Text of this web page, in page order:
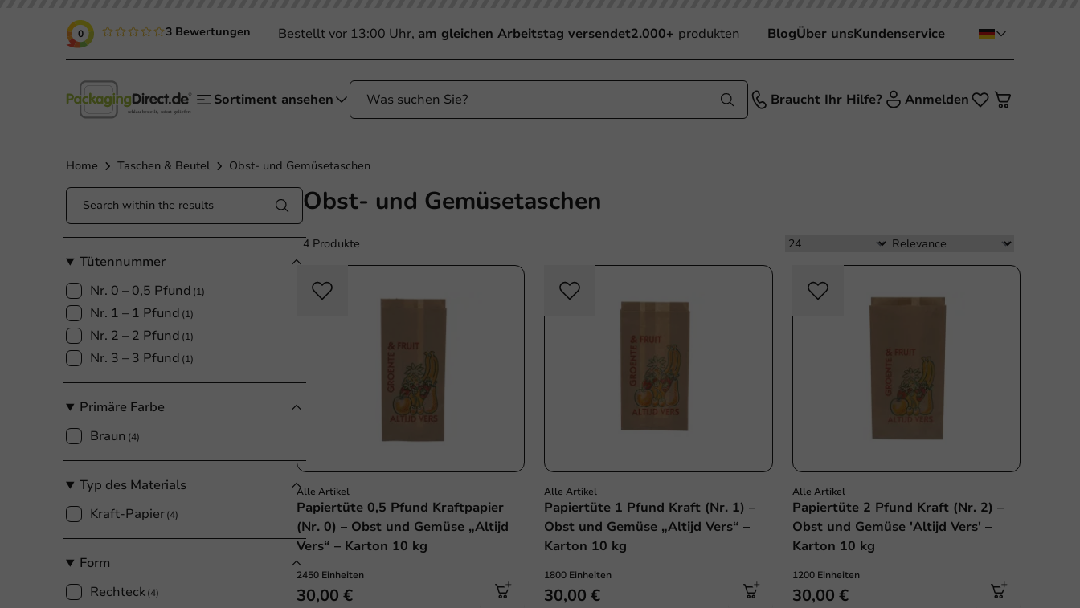
0 3 Bewertungen Bestellt vor 13:00 Uhr, am gleichen Arbeitstag versendet2.000+ produkten BlogÜber unsKundenservice
Sortiment ansehen Braucht Ihr Hilfe? Anmelden
Home Taschen & Beutel Obst- und Gemüsetaschen
Tütennummer
Nr. 0 – 0,5 Pfund (1)
Nr. 1 – 1 Pfund (1)
Nr. 2 – 2 Pfund (1)
Nr. 3 – 3 Pfund (1)
Primäre Farbe
Braun (4)
Typ des Materials
Kraft-Papier(4)
Form
Rechteck(4)
Obst- und Gemüsetaschen
4 Produkte
Alle Artikel
Papiertüte 0,5 Pfund Kraftpapier
(Nr. 0) – Obst und Gemüse „Altijd
Vers“ – Karton 10 kg
2450 Einheiten
30,00 €
Alle Artikel
Papiertüte 1 Pfund Kraft (Nr. 1) –
Obst und Gemüse „Altijd Vers“ –
Karton 10 kg
1800 Einheiten
30,00 €
Alle Artikel
Papiertüte 2 Pfund Kraft (Nr. 2) –
Obst und Gemüse 'Altijd Vers' –
Karton 10 kg
1200 Einheiten
30,00 €